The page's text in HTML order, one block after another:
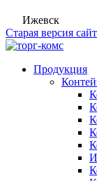
Ижевск
Старая версия
Продукция